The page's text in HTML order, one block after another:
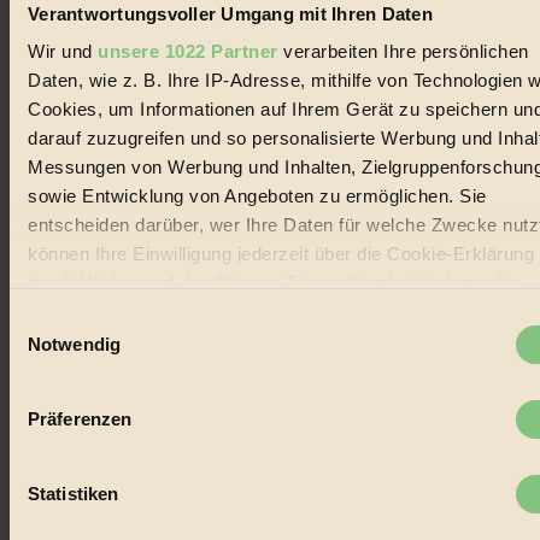
Verantwortungsvoller Umgang mit Ihren Daten
Wir und unsere 1022 Partner verarbeiten Ihre persönlichen
Daten, wie z. B. Ihre IP-Adresse, mithilfe von Technologien
Cookies, um Informationen auf Ihrem Gerät zu speichern
darauf zuzugreifen und so personalisierte Werbung und
Messungen von Werbung und Inhalten,
sowie Entwicklung von Angeboten zu ermöglichen. Sie
entscheiden darüber, wer Ihre Daten für welche Zwecke
können Ihre Einwilligung jederzeit über die Cookie-Erklärung
Informationen über Ihre geografische Lage erfassen,
welche bis auf einige Meter genau sein können
Merkmalen (Fingerprinting) identifizieren
Notwendig
Präferenzen
Statistiken
Handels mit Bioprodukten, des Fair-Trade sowie der Branche
alternativer Energien.
Social Media
22.601 Fans auf Facebook
3.415 Follower auf Twitter
Folge uns auf Instagram
Themen
#
Nachhaltigkeit
Vegan